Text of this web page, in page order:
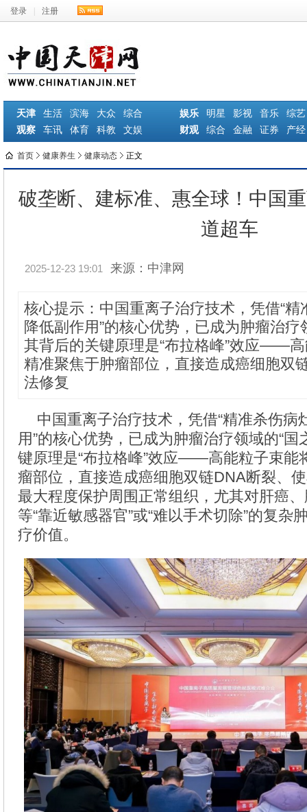
登录 注册
天津 生活 滨海 大众
综合
观察
车讯 体育 科教 文娱
娱乐 明星 影视 音乐
综艺
财观
综合 金融 证券 产经
首页 健康养生 健康动态 正文
破垄断、建标准、惠全球！中国
道超车
2025-12-23 19:01 来源：中津网
核心提示：中国重离子治疗技术，凭借“精
降低副作用”的核心优势，已成为肿瘤治疗
其背后的关键原理是“布拉格峰”效应——
精准聚焦于肿瘤部位，直接造成癌细胞双
法修复
中国重离子治疗技术，凭借“精准杀伤病
用”的核心优势，已成为肿瘤治疗领域的“国
键原理是“布拉格峰”效应——高能粒子束能
瘤部位，直接造成癌细胞双链DNA断裂、
最大程度保护周围正常组织，尤其对肝癌
等“靠近敏感器官”或“难以手术切除”的复杂
疗价值。